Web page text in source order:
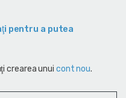
pentru a putea
crearea unui cont nou.